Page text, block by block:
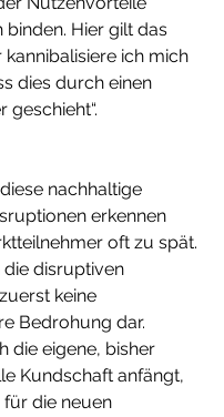
binden. Hier gilt das
kannibalisiere ich mich
dies durch einen
nachhaltige
erkennen
oft zu spät.
die disruptiven
keine
Bedrohung dar.
die eigene, bisher
Kundschaft anfängt,
die neuen